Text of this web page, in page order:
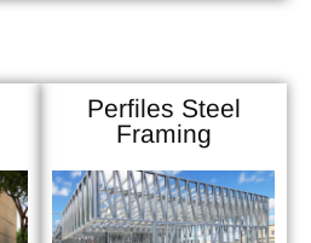
Perfiles Steel
Framing